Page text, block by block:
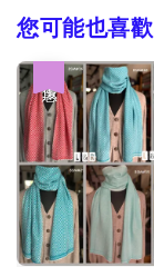
您可能也喜歡